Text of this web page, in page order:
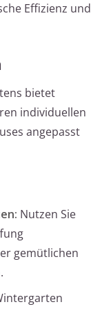
Effizienz und
bietet
individuellen
angepasst
Nutzen Sie
gemütlichen